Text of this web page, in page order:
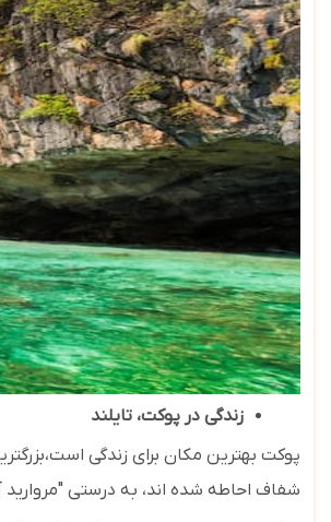
زندگی در پوکت، تایلند
پوکت بهترین مکان برای زندگی
شفاف احاطه شده اند، به درستی